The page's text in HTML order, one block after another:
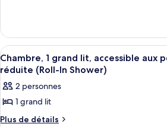
chambre :
Chambre,
1
grand
lit,
accessible
aux
Chambre,
grand
lit,
accessible
aux
personnes
mobilité
Afficher
toutes
les
photos
pour
ce
Une
6
Chambre, 1 grand lit, accessible aux
réduite (Roll-In Shower)
2 personnes
1 grand lit
Plus de détails
Plus